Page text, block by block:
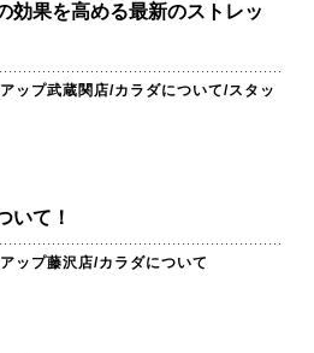
効果を高める最新のストレッ
ップ武蔵関店/カラダについて/スタッ
いて！
ップ藤沢店/カラダについて